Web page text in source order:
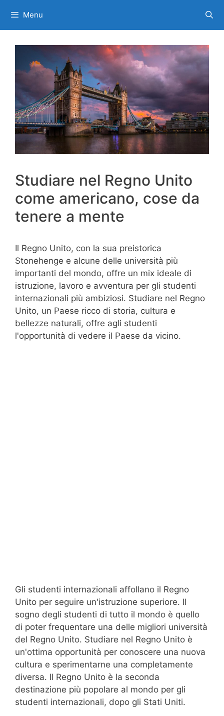
contenuto
Menu
Studiare nel Regno Unito
come americano, cose da
tenere a mente
Il Regno Unito, con la sua preistorica
Stonehenge e alcune delle università più
importanti del mondo, offre un mix ideale di
istruzione, lavoro e avventura per gli studenti
internazionali più ambiziosi. Studiare nel Regno
Unito, un Paese ricco di storia, cultura e
bellezze naturali, offre agli studenti
l'opportunità di vedere il Paese da vicino.
Gli studenti internazionali affollano il Regno
Unito per seguire un'istruzione superiore. Il
sogno degli studenti di tutto il mondo è quello
di poter frequentare una delle migliori università
del Regno Unito. Studiare nel Regno Unito è
un'ottima opportunità per conoscere una nuova
cultura e sperimentarne una completamente
diversa. Il Regno Unito è la seconda
destinazione più popolare al mondo per gli
studenti internazionali, dopo gli Stati Uniti.